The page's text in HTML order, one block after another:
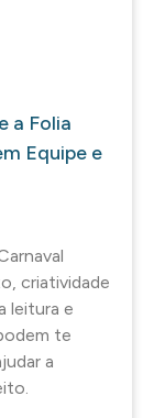
a Folia
Equipe e
criatividade
leitura e
te
a